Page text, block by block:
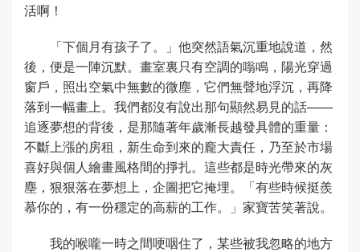
活啊！
「下個月有孩子了。」他突然語氣沉重地說道，然
後，便是一陣沉默。畫室裏只有空調的嗡鳴，陽光穿過
窗戶，照出空氣中無數的微塵，它們無聲地浮沉，再降
落到一幅畫上。我們都沒有說出那句顯然易見的話——
追逐夢想的背後，是那隨著年歲漸長越發具體的重量：
不斷上漲的房租，新生命到來的龐大責任，乃至於市場
喜好與個人繪畫風格間的掙扎。這些都是時光帶來的灰
塵，狠狠落在夢想上，企圖把它掩埋。「有些時候挺羨
慕你的，有一份穩定的高薪的工作。」家寶苦笑著說。
我的喉嚨一時之間哽咽住了，某些被我忽略的地方